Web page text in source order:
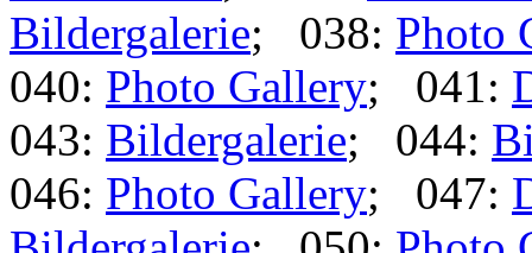
Bildergalerie; 038: Photo
040: Photo Gallery; 041:
043: Bildergalerie; 044:
046: Photo Gallery; 047: